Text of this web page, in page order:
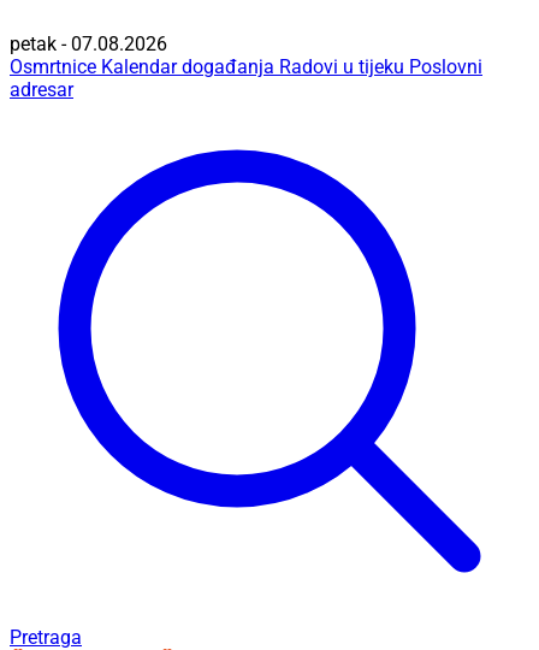
petak - 07.08.2026
Osmrtnice Kalendar događanja Radovi u tijeku Poslovni
adresar
Pretraga